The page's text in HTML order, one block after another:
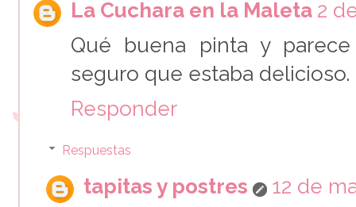
La Cuchara en la Maleta 2
Qué buena pinta y
seguro que estaba
Responder
Respuestas
tapitas y postres
12 de